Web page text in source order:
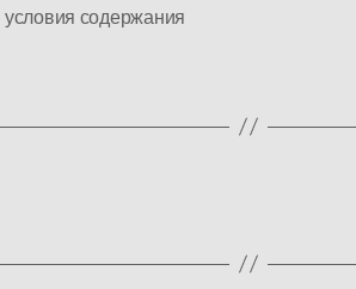
условия содержания